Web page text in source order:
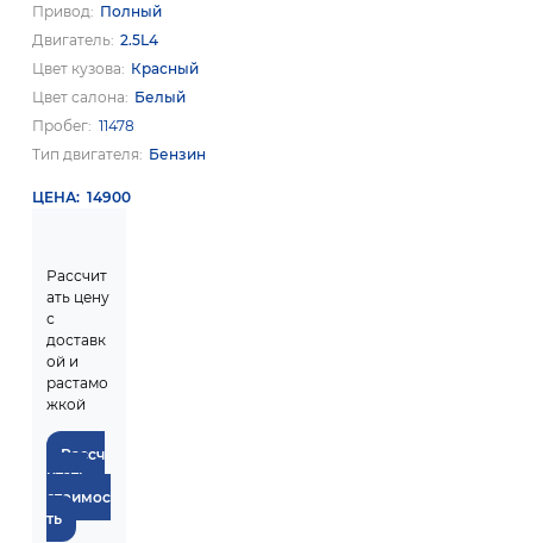
Привод
Полный
Двигатель 2.5L4
Цвет кузова
Красный
Цвет салона
Белый
Пробег 11478
Тип двигателя
Бензин
ЦЕНА 14900
Рассчит
ать цену
с
доставк
ой и
растамо
жкой
Рассч
итать
стоимос
ть